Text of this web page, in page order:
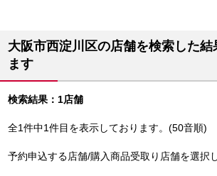
大阪市西淀川区の店舗を検索した
ます
検索結果：1店舗
全1件中1件目を表示しております。(50音順)
予約申込する店舗/購入商品受取り店舗を選択